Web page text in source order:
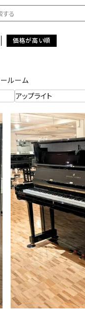
中
ホ
名
新
コ
価格が高い順
ルーム